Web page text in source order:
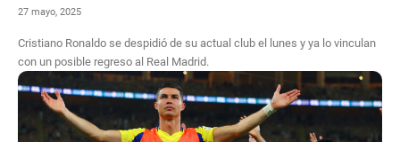
27 mayo, 2025
Cristiano Ronaldo se despidió de su actual club el lunes y ya lo vinculan
con un posible regreso al Real Madrid.